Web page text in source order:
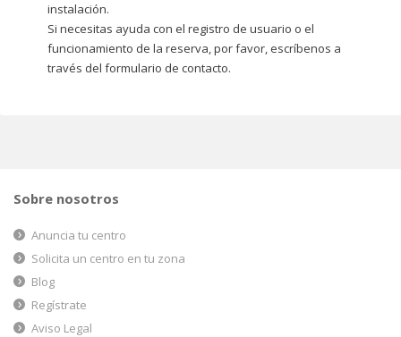
instalación.
Si necesitas ayuda con el registro de usuario o el
funcionamiento de la reserva, por favor, escríbenos a
través del formulario de contacto.
Sobre nosotros
Anuncia tu centro
Solicita un centro en tu zona
Blog
Regístrate
Aviso Legal